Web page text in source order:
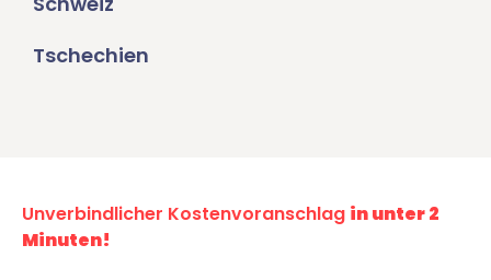
Tschechien
Unverbindlicher Kostenvoranschlag in unter 2
Minuten!